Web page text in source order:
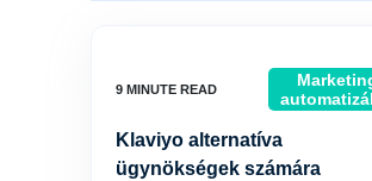
Klaviyo alternatíva
ügynökségek számára